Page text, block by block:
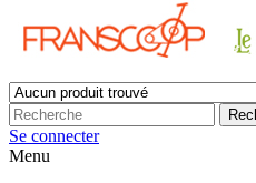
Se connecter
Menu